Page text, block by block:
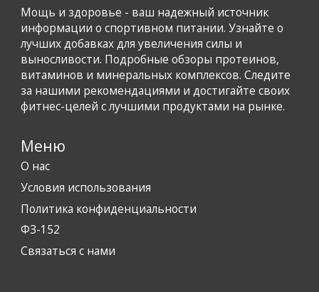
Мощь и здоровье - ваш надежный источник
информации о спортивном питании. Узнайте о
лучших добавках для увеличения силы и
выносливости. Подробные обзоры протеинов,
витаминов и минеральных комплексов. Следите
за нашими рекомендациями и достигайте своих
фитнес-целей с лучшими продуктами на рынке.
Меню
О нас
Условия использования
Политика конфиденциальности
ФЗ-152
Связаться с нами